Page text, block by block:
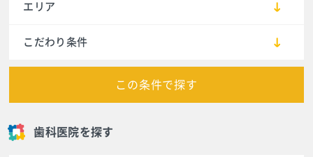
エリア
こだわり条件
この条件で探す
歯科医院を探す